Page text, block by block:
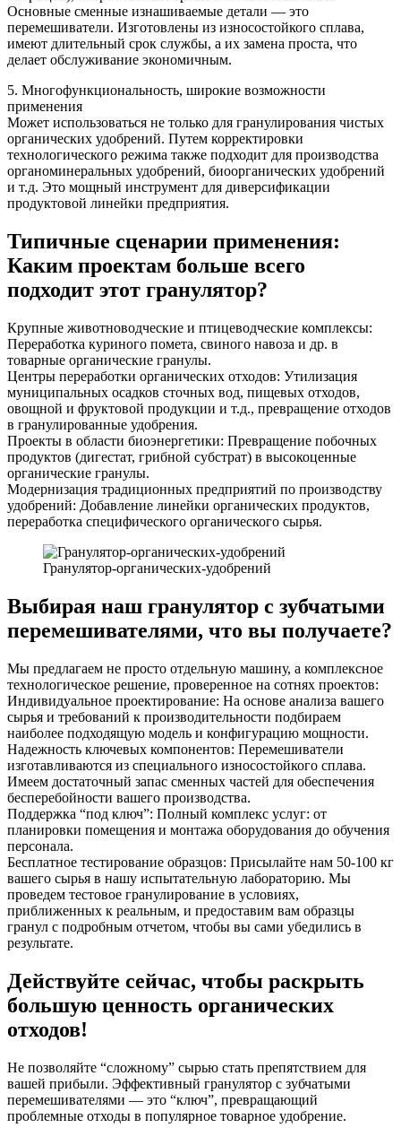
Основные сменные изнашиваемые детали — это
перемешиватели. Изготовлены из износостойкого сплава,
имеют длительный срок службы, а их замена проста, что
делает обслуживание экономичным.
5. Многофункциональность, широкие возможности
применения
Может использоваться не только для гранулирования чистых
органических удобрений. Путем корректировки
технологического режима также подходит для производства
органоминеральных удобрений, биоорганических удобрений
и т.д. Это мощный инструмент для диверсификации
продуктовой линейки предприятия.
Типичные сценарии применения:
Каким проектам больше всего
подходит этот гранулятор?
Крупные животноводческие и птицеводческие комплексы:
Переработка куриного помета, свиного навоза и др. в
товарные органические гранулы.
Центры переработки органических отходов: Утилизация
муниципальных осадков сточных вод, пищевых отходов,
овощной и фруктовой продукции и т.д., превращение отходов
в гранулированные удобрения.
Проекты в области биоэнергетики: Превращение побочных
продуктов (дигестат, грибной субстрат) в высокоценные
органические гранулы.
Модернизация традиционных предприятий по производству
удобрений: Добавление линейки органических продуктов,
переработка специфического органического сырья.
Гранулятор-органических-удобрений
Выбирая наш гранулятор с зубчатыми
перемешивателями, что вы получаете?
Мы предлагаем не просто отдельную машину, а комплексное
технологическое решение, проверенное на сотнях проектов:
Индивидуальное проектирование: На основе анализа вашего
сырья и требований к производительности подбираем
наиболее подходящую модель и конфигурацию мощности.
Надежность ключевых компонентов: Перемешиватели
изготавливаются из специального износостойкого сплава.
Имеем достаточный запас сменных частей для обеспечения
бесперебойности вашего производства.
Поддержка “под ключ”: Полный комплекс услуг: от
планировки помещения и монтажа оборудования до обучения
персонала.
Бесплатное тестирование образцов: Присылайте нам 50-100 кг
вашего сырья в нашу испытательную лабораторию. Мы
проведем тестовое гранулирование в условиях,
приближенных к реальным, и предоставим вам образцы
гранул с подробным отчетом, чтобы вы сами убедились в
результате.
Действуйте сейчас, чтобы раскрыть
большую ценность органических
отходов!
Не позволяйте “сложному” сырью стать препятствием для
вашей прибыли. Эффективный гранулятор с зубчатыми
перемешивателями — это “ключ”, превращающий
проблемные отходы в популярное товарное удобрение.